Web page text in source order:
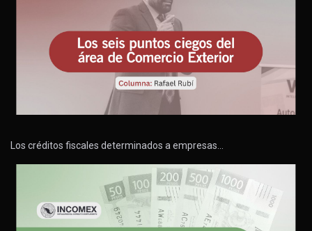
Los créditos fiscales determinados a empresas…